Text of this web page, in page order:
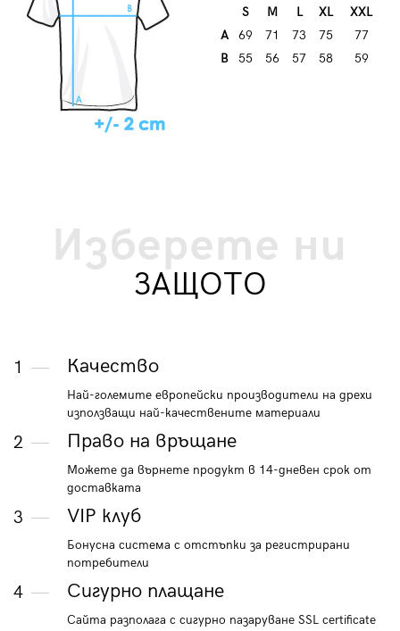
S M L XL
XXL
A
69 71 73 75
77
B
55 56 57 58 59
Изберете ни
ЗАЩОТО
1 Качество
Най-големите европейски производители на дрехи
използващи най-качествените материали
2 Право на връщане
Можете да върнете продукт в 14-дневен срок от
доставката
3 VIP клуб
Бонусна система с отстъпки за регистрирани
потребители
4 Сигурно плащане
Сайта разполага с сигурно пазаруване SSL certificate